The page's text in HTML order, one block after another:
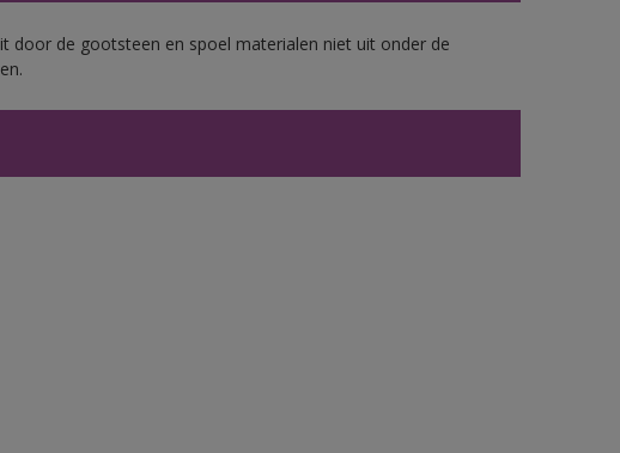
door de gootsteen en spoel materialen niet uit onder de